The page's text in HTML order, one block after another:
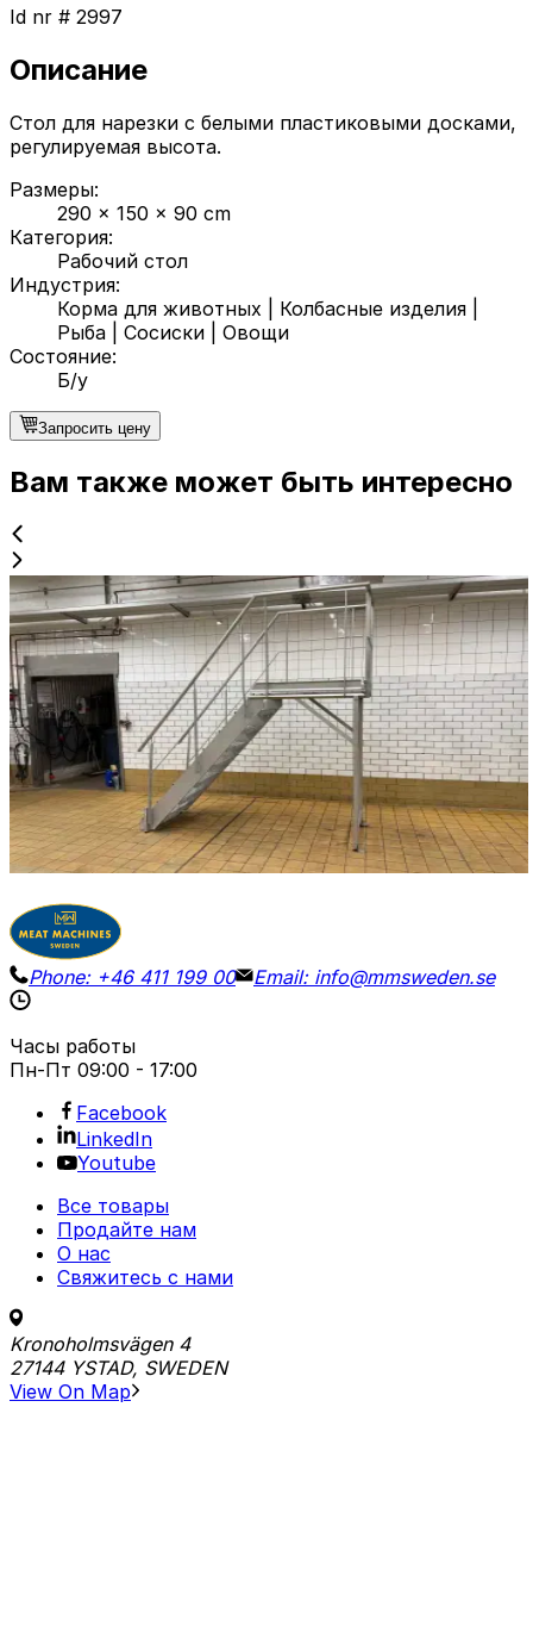
Id nr # 2997
Описание
Стол для нарезки с белыми пластиковыми досками,
регулируемая высота.
Размеры:
290 x 150 x 90 cm
Категория:
Рабочий стол
Индустрия:
Корма для животных
Колбасные изделия
Рыба
Сосиски
Овощи
Состояние:
Б/у
Запросить цену
Вам также может быть интересно
Б/у
STAIR / PLATFORM
ID NR3272
220 x 75 x 290 cm
Платформа из нержавеющей стали для инспекций
или использования в качестве переходного
мостика. Высота ступени: 130 см.
Детали
Запросить цену
Phone: +46 411 199 00 Email: info@mmsweden.se
Часы работы
Пн-Пт 09:00 - 17:00
Facebook
LinkedIn
Youtube
Все товары
Продайте нам
О нас
Свяжитесь с нами
Kronoholmsvägen 4
27144 YSTAD, SWEDEN
View On Map